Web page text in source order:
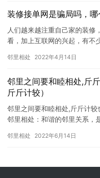
装修接单网是骗局吗，
人们越来越注重自己家的装修
看，加上互联网的兴起，有不
师都在…
邻里相处 2022年4月14日
邻里之间要和睦相处,斤
斤斤计较）
邻里之间要和睦相处,斤斤计
邻里相处：和谐的邻里关系，
邻里相处 2022年6月14日